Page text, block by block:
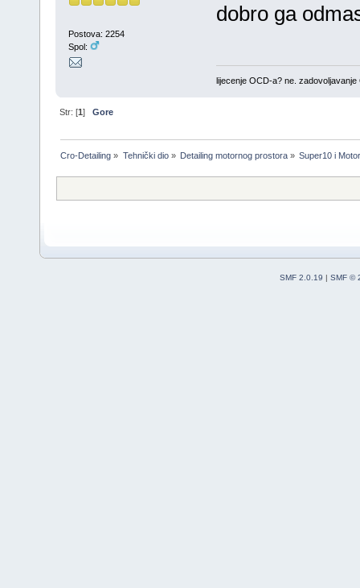
Postova: 2254
Spol:
dobro ga
lijecenje OCD-a? ne. zadovoljavanje
Str: [1]Gore
Cro-Detailing » Tehnički dio» Detailing motornog prostora» Super10 i
SMF 2.0.19 | SMF ©